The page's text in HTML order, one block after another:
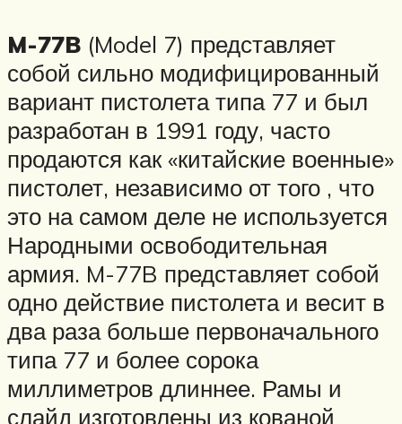
M-77B (Model 7) представляет
собой сильно модифицированный
вариант пистолета типа 77 и был
разработан в 1991 году, часто
продаются как «китайские военные»
пистолет, независимо от того , что
это на самом деле не используется
Народными освободительная
армия. M-77B представляет собой
одно действие пистолета и весит в
два раза больше первоначального
типа 77 и более сорока
миллиметров длиннее. Рамы и
слайд изготовлены из кованой